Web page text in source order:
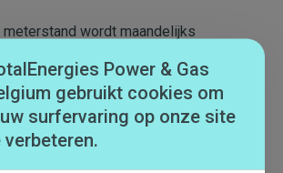
meterstand wordt maandelijks
het reële
verbruik.
uwverbruik"="">verbruik">verbruik
bekijken in
Mijn klantenzone
Power & Gas
gebruikt cookies om
surfervaring op onze site
verbeteren.